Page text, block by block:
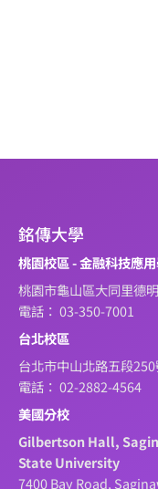
銘傳大學
桃園校區 - 金融科技應
桃園市龜山區大同里德
電話： 03-350-7001
台北校區
台北市中山北路五段
電話： 02-2882-4564
美國分校
Gilbertson Hall,
State University
7400 Bay Road,